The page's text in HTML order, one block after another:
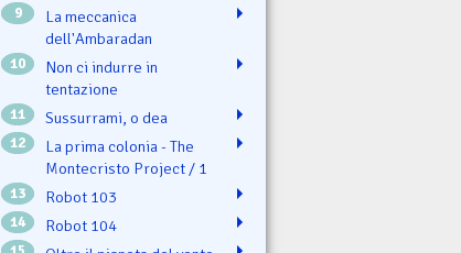
9
La meccanica
dell'Ambaradan
10
Non ci indurre in
tentazione
11 Sussurrami, o dea
12
La prima colonia - The
Montecristo Project / 1
13 Robot 103
14 Robot 104